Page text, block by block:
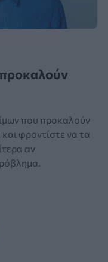
που προκαλούν
φροντίστε να τα
αν